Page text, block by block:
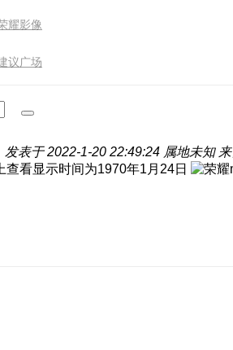
耀影像
议广场
发表于 2022-1-20 22:49:24 属地未知
看显示时间为1970年1月24日